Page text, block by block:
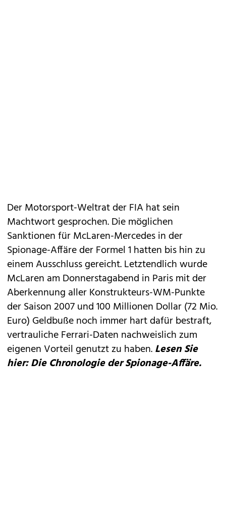
Der Motorsport-Weltrat der FIA hat sein
Machtwort gesprochen. Die möglichen
Sanktionen für McLaren-Mercedes in der
Spionage-Affäre der Formel 1 hatten bis hin zu
einem Ausschluss gereicht. Letztendlich wurde
McLaren am Donnerstagabend in Paris mit der
Aberkennung aller Konstrukteurs-WM-Punkte
der Saison 2007 und 100 Millionen Dollar (72 Mio.
Euro) Geldbuße noch immer hart dafür bestraft,
vertrauliche Ferrari-Daten nachweislich zum
eigenen Vorteil genutzt zu haben.Lesen Sie
hier: Die Chronologie der Spionage-Affäre.